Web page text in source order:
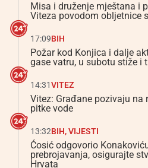
Misa i druženje mještana i
Viteza povodom obljetnice
17:09BIH
Požar kod Konjica i dalje
gase vatru, u subotu stiže i
14:31VITEZ
Vitez: Građane pozivaju na
pitke vode
13:32BIH,VIJESTI
Ćosić odgovorio
prebrojavanja, osigurajte
Hrvata